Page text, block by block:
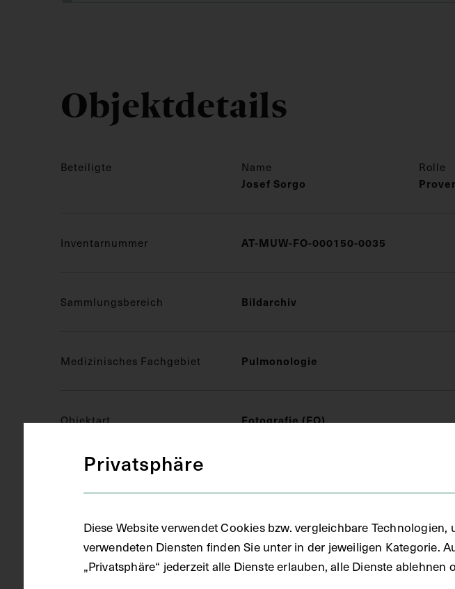
Objektdetails
Beteiligte Name Rolle
Josef Sorgo
Inventarnummer AT-MUW-FO-000150-0035
Sammlungsbereich Bildarchiv
Medizinisches Fachgebiet Pulmonologie
Objektart Fotografie (FO)
Privatsphäre
Diese Website verwendet Cookies bzw. vergleichbare
verwendeten Diensten finden Sie unter in der jeweiligen Kategorie.
„Privatsphäre“ jederzeit alle Dienste erlauben, alle Dienste